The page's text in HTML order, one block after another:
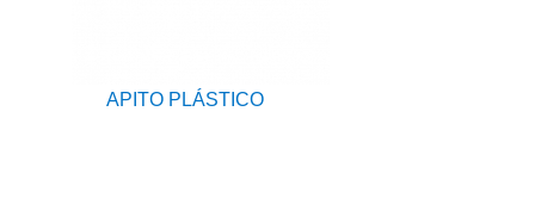
APITO PLÁSTICO